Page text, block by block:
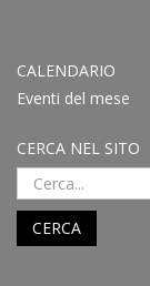
CALENDARIO
Eventi del mese
CERCA NEL SITO
CERCA